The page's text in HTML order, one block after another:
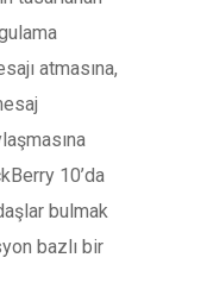
atmasına,
10’da
bulmak
bazlı bir